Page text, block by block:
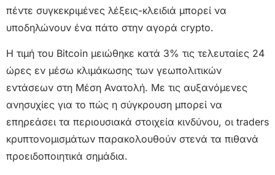
πέντε συγκεκριμένες λέξεις-κλειδιά μπορεί να
υποδηλώνουν ένα πάτο στην αγορά crypto.
Η τιμή του Bitcoin μειώθηκε κατά 3% τις τελευταίες 24
ώρες εν μέσω κλιμάκωσης των γεωπολιτικών
εντάσεων στη Μέση Ανατολή. Με τις αυξανόμενες
ανησυχίες για το πώς η σύγκρουση μπορεί να
επηρεάσει τα περιουσιακά στοιχεία κινδύνου, οι traders
κρυπτονομισμάτων παρακολουθούν στενά τα πιθανά
προειδοποιητικά σημάδια.